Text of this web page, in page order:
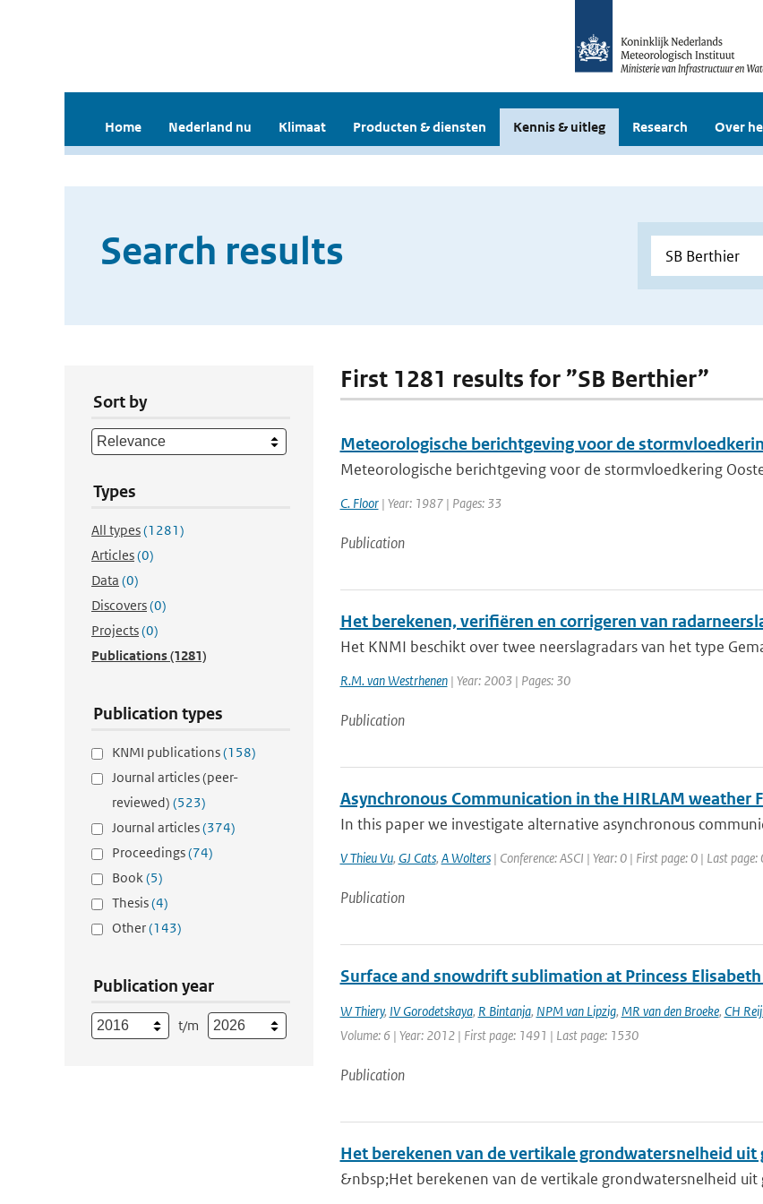
Home Nederland nu Klimaat Producten & diensten Kennis & uitleg Research Over
Search results
Sort by
Types
All types(1281)
Articles(0)
Data (0)
Discovers(0)
Projects(0)
Publications(1281)
Publication types
KNMI publications(158)
Journal articles (peer-
reviewed) (523)
Journal articles(374)
Proceedings(74)
Book(5)
Thesis(4)
Other(143)
Publication year
t/m
First 1281 results for ”SB Berthier”
Meteorologische berichtgeving voor de
Meteorologische berichtgeving voor de stormvloedkering
C. Floor| Year: 1987 | Pages: 33
Publication
Het berekenen, verifiëren en corrigeren van
Het KNMI beschikt over twee neerslagradars van het type
R.M. van Westrhenen| Year: 2003 | Pages: 30
Publication
Asynchronous Communication in the HIRLAM weather
In this paper we investigate alternative asynchronous
V Thieu Vu, GJ Cats, A Wolters| Conference: ASCI | Year: 0 | First page: 0 | Last page:
Publication
Surface and snowdrift sublimation at Princess
W Thiery, IV Gorodetskaya, R Bintanja, NPM van Lipzig, MR van den Broeke, CH
Volume: 6 | Year: 2012 | First page: 1491 | Last page: 1530
Publication
Het berekenen van de vertikale grondwatersnelheid
&nbsp;Het berekenen van de vertikale grondwatersnelheid